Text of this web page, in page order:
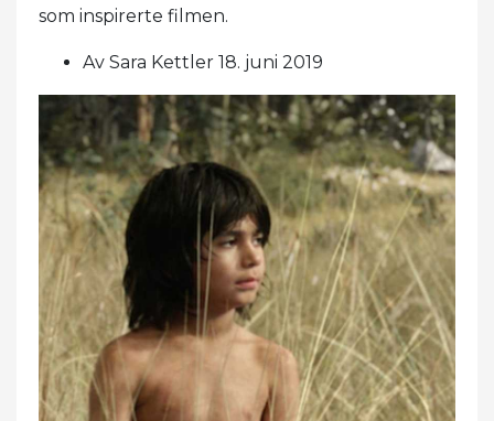
som inspirerte filmen.
Av Sara Kettler 18. juni 2019